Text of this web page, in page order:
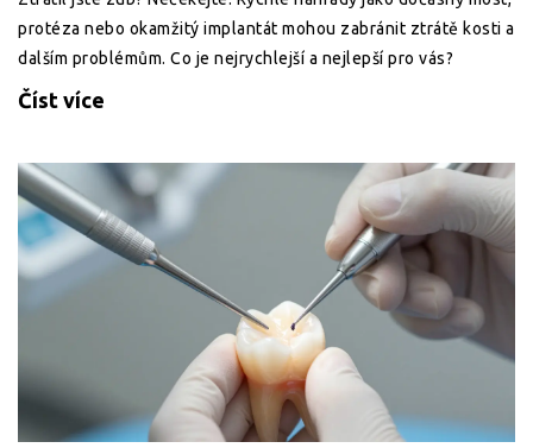
protéza nebo okamžitý implantát mohou zabránit ztrátě kosti a
dalším problémům. Co je nejrychlejší a nejlepší pro vás?
Číst více